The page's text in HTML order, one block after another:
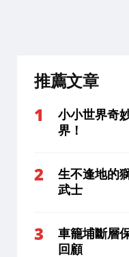
推薦文章
小小世界奇
界！
生不逢地的
武士
車籠埔斷層
回顧